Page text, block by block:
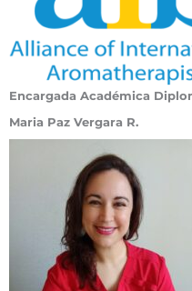
Encargada Académica
Maria Paz Vergara R.